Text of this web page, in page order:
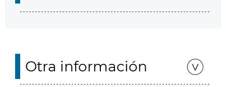
Otra información